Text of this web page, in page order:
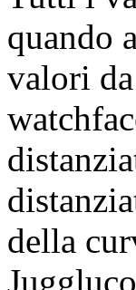
quando
valori
della